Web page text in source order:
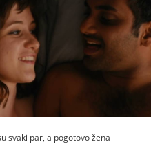
svaki par, a pogotovo žena